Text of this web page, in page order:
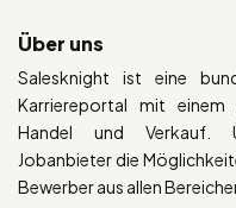
Über uns
Salesknight ist eine
Karriereportal mit
Handel und Verkauf.
Jobanbieter die
Bewerber aus allen